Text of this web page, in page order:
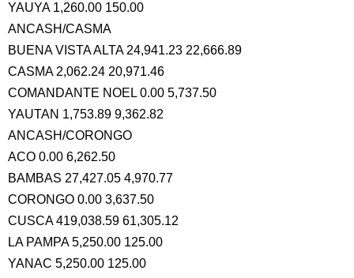
YAUYA 1,260.00 150.00
ANCASH/CASMA
BUENA VISTA ALTA 24,941.23 22,666.89
CASMA 2,062.24 20,971.46
COMANDANTE NOEL 0.00 5,737.50
YAUTAN 1,753.89 9,362.82
ANCASH/CORONGO
ACO 0.00 6,262.50
BAMBAS 27,427.05 4,970.77
CORONGO 0.00 3,637.50
CUSCA 419,038.59 61,305.12
LA PAMPA 5,250.00 125.00
YANAC 5,250.00 125.00